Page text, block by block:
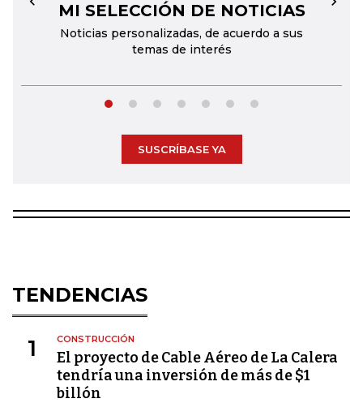
MI SELECCIÓN DE NOTICIAS
Noticias personalizadas, de acuerdo a sus
temas de interés
← →
SUSCRÍBASE YA
TENDENCIAS
1 CONSTRUCCIÓN
El proyecto de Cable Aéreo de La Calera
tendría una inversión de más de $1
billón